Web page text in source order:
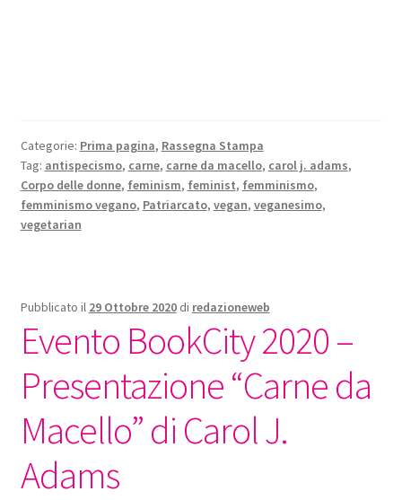
Categorie: Prima pagina, Rassegna Stampa
Tag: antispecismo, carne, carne da macello, carol j. adams,
Corpo delle donne, feminism, feminist, femminismo,
femminismo vegano, Patriarcato, vegan, veganesimo,
vegetarian
Pubblicato il 29 Ottobre 2020 di redazioneweb
Evento BookCity 2020 –
Presentazione “Carne da
Macello” di Carol J.
Adams